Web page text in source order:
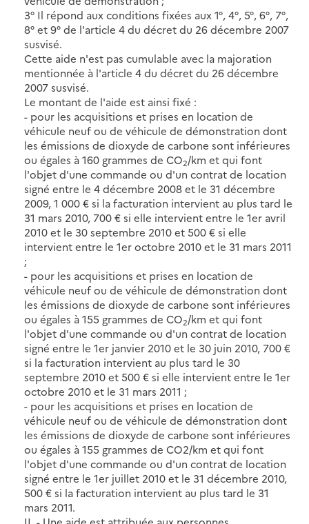
3° Il répond aux conditions fixées aux 1°, 4°, 5°, 6°, 7°,
8° et 9° de l'article 4 du décret du 26 décembre 2007
susvisé.
Cette aide n'est pas cumulable avec la majoration
mentionnée à l'article 4 du décret du 26 décembre
2007 susvisé.
Le montant de l'aide est ainsi fixé :
- pour les acquisitions et prises en location de
véhicule neuf ou de véhicule de démonstration dont
les émissions de dioxyde de carbone sont inférieures
ou égales à 160 grammes de CO2/km et qui font
l'objet d'une commande ou d'un contrat de location
signé entre le 4 décembre 2008 et le 31 décembre
2009, 1 000 € si la facturation intervient au plus tard le
31 mars 2010, 700 € si elle intervient entre le 1er avril
2010 et le 30 septembre 2010 et 500 € si elle
intervient entre le 1er octobre 2010 et le 31 mars 2011
;
- pour les acquisitions et prises en location de
véhicule neuf ou de véhicule de démonstration dont
les émissions de dioxyde de carbone sont inférieures
ou égales à 155 grammes de CO2/km et qui font
l'objet d'une commande ou d'un contrat de location
signé entre le 1er janvier 2010 et le 30 juin 2010, 700 €
si la facturation intervient au plus tard le 30
septembre 2010 et 500 € si elle intervient entre le 1er
octobre 2010 et le 31 mars 2011 ;
- pour les acquisitions et prises en location de
véhicule neuf ou de véhicule de démonstration dont
les émissions de dioxyde de carbone sont inférieures
ou égales à 155 grammes de CO2/km et qui font
l'objet d'une commande ou d'un contrat de location
signé entre le 1er juillet 2010 et le 31 décembre 2010,
500 € si la facturation intervient au plus tard le 31
mars 2011.